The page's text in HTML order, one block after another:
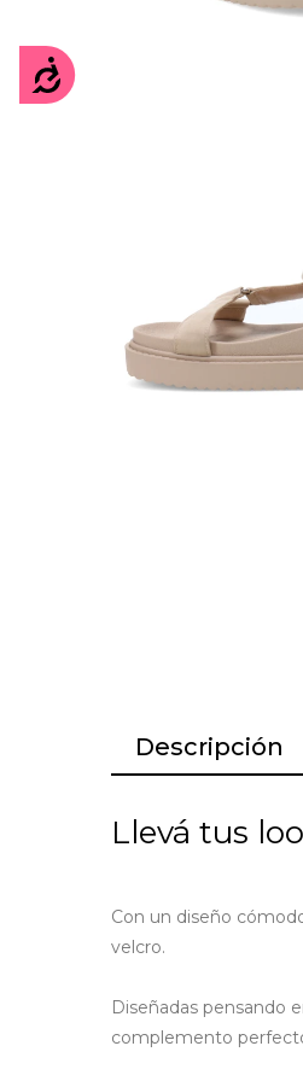
Accesibilidad
Descripción
Llevá tus
Con un diseño
velcro.
Diseñadas pensando
complemento